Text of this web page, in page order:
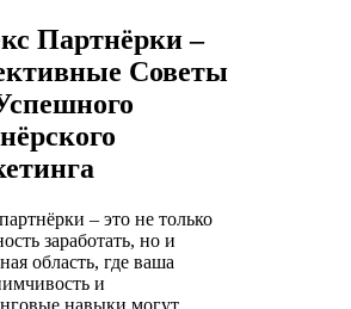
Партнёрки –
Советы
– это не только
заработать, но и
область, где ваша
и
навыки могут